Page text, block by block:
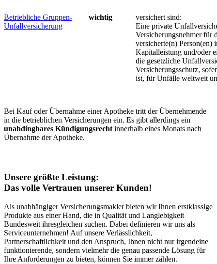
Betriebliche Gruppen-
Unfallversicherung
wichtig
versichert sind:
Eine private
Versicherungsnehmer für
versicherte(n) Person(en)
Kapitalleistung und/oder
die gesetzliche
Versicherungsschutz,
ist, für Unfälle weltweit
Bei Kauf oder Übernahme einer Apotheke tritt der Übernehmende
in die betrieblichen Versicherungen ein. Es gibt allerdings ein
unabdingbares Kündigungsrecht innerhalb eines Monats nach
Übernahme der Apotheke.
Unsere größte Leistung:
Das volle Vertrauen unserer Kunden!
Als unabhängiger Versicherungsmakler bieten wir Ihnen erstklassige
Produkte aus einer Hand, die in Qualität und Langlebigkeit
Bundesweit ihresgleichen suchen. Dabei definieren wir uns als
Serviceunternehmen! Auf unsere Verlässlichkeit,
Partnerschaftlichkeit und den Anspruch, Ihnen nicht nur irgendeine
funktionierende, sondern vielmehr die genau passende Lösung für
Ihre Anforderungen zu bieten, können Sie immer zählen.